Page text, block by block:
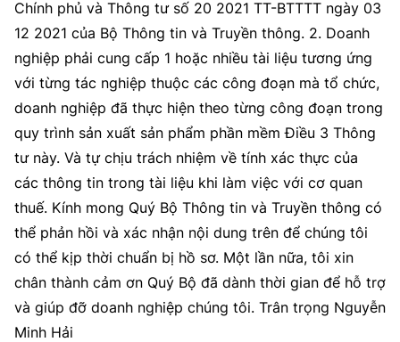
Chính phủ và Thông tư số 20 2021 TT-BTTTT ngày 03
12 2021 của Bộ Thông tin và Truyền thông. 2. Doanh
nghiệp phải cung cấp 1 hoặc nhiều tài liệu tương ứng
với từng tác nghiệp thuộc các công đoạn mà tổ chức,
doanh nghiệp đã thực hiện theo từng công đoạn trong
quy trình sản xuất sản phẩm phần mềm Điều 3 Thông
tư này. Và tự chịu trách nhiệm về tính xác thực của
các thông tin trong tài liệu khi làm việc với cơ quan
thuế. Kính mong Quý Bộ Thông tin và Truyền thông có
thể phản hồi và xác nhận nội dung trên để chúng tôi
có thể kịp thời chuẩn bị hồ sơ. Một lần nữa, tôi xin
chân thành cảm ơn Quý Bộ đã dành thời gian để hỗ trợ
và giúp đỡ doanh nghiệp chúng tôi. Trân trọng Nguyễn
Minh Hải